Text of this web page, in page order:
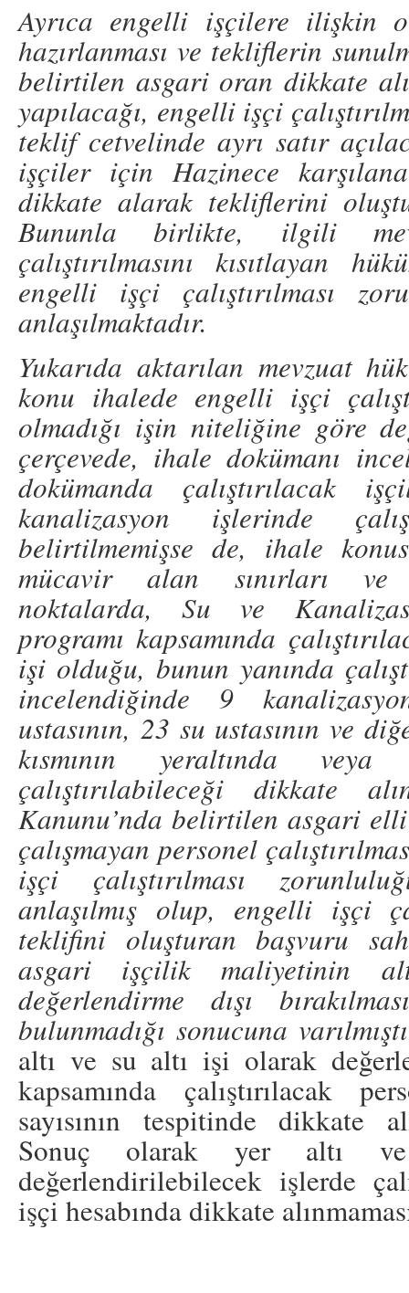
Ayrıca engelli işçilere ilişkin
hazırlanması ve tekliflerin
belirtilen asgari oran dikkate
yapılacağı, engelli işçi
teklif cetvelinde ayrı satır
işçiler için Hazinece
dikkate alarak tekliflerini
Bununla birlikte, ilgili
çalıştırılmasını kısıtlayan
engelli işçi çalıştırılması
anlaşılmaktadır.
Yukarıda aktarılan mevzuat
konu ihalede engelli işçi
olmadığı işin niteliğine göre
çerçevede, ihale dokümanı
dokümanda çalıştırılacak
kanalizasyon işlerinde
belirtilmemişse de, ihale
mücavir alan sınırları ve
noktalarda, Su ve
programı kapsamında
işi olduğu, bunun yanında
incelendiğinde 9
ustasının, 23 su ustasının ve
kısmının yeraltında
çalıştırılabileceği dikkate
Kanunu’nda belirtilen asgari
çalışmayan personel
işçi çalıştırılması
anlaşılmış olup, engelli işçi
teklifini oluşturan başvuru
asgari işçilik maliyetinin
değerlendirme dışı
bulunmadığı sonucuna
altı ve su altı işi olarak
kapsamında çalıştırılacak
sayısının tespitinde dikkate
Sonuç olarak yer altı
değerlendirilebilecek işlerde
işçi hesabında dikkate